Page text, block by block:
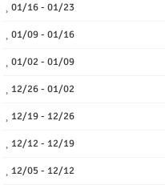
01/16 - 01/23
01/09 - 01/16
01/02 - 01/09
12/26 - 01/02
12/19 - 12/26
12/12 - 12/19
12/05 - 12/12